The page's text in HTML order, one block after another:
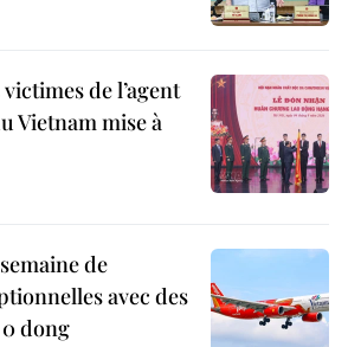
de l’agent
Vietnam mise à
de
avec des
dong